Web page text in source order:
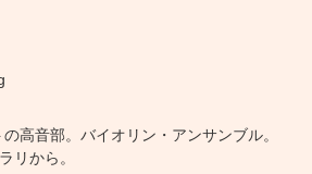
高音部。バイオリン・アンサンブル。
リから。